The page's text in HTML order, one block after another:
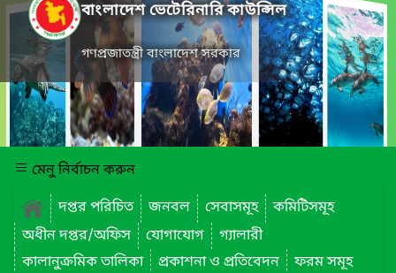
বাংলাদেশ ভেটেরিনারি কাউন্সিল
গণপ্রজাতন্ত্রী বাংলাদেশ সরকার
মেনু নির্বাচন করুন
দপ্তর পরিচিত
জনবল সেবাসমূহ
কমিটিসমূহ
অধীন দপ্তর/অফিস
যোগাযোগ
গ্যালারী
কালানুক্রমিক তালিকা
প্রকাশনা ও প্রতিবেদন ফরম সমূহ